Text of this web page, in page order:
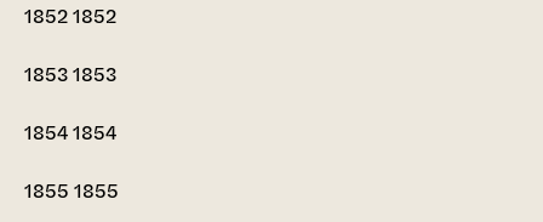
18521852
18531853
18541854
1855 1855